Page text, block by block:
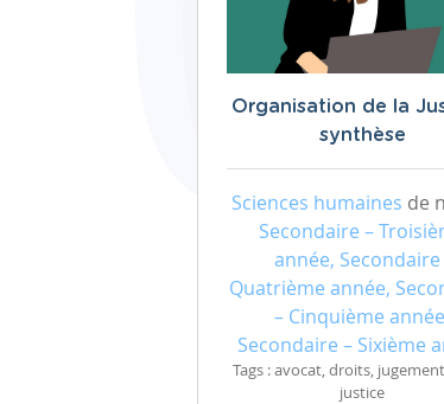
Organisation de la
synthèse
Sciences humaines de
Secondaire –
année, Secondaire
Quatrième année,
– Cinquième
Secondaire – Sixième
Tags : avocat, droits,
justice